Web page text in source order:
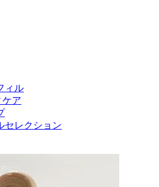
ィル
ケア
セレクション